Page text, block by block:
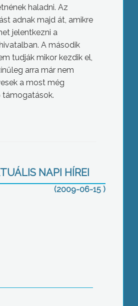
haladni. Az
adnak majd át, amikre
jelentkezni a
A második
tudják mikor kezdik el,
arra már nem
a most még
NAPI HÍREI
(2009-06-15 )
konferenciának, amit
tartottak